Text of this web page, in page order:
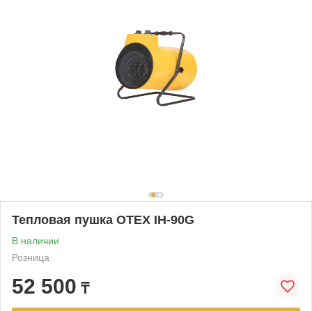
Тепловая пушка OTEX IH-90G
В наличии
Розница
52 500 ₸